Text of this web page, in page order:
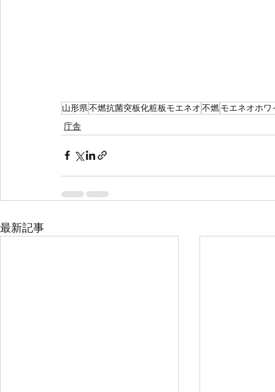
山形県不燃抗菌突板化粧板モエネオ不燃モエネオホワ
庁舎
最新記事